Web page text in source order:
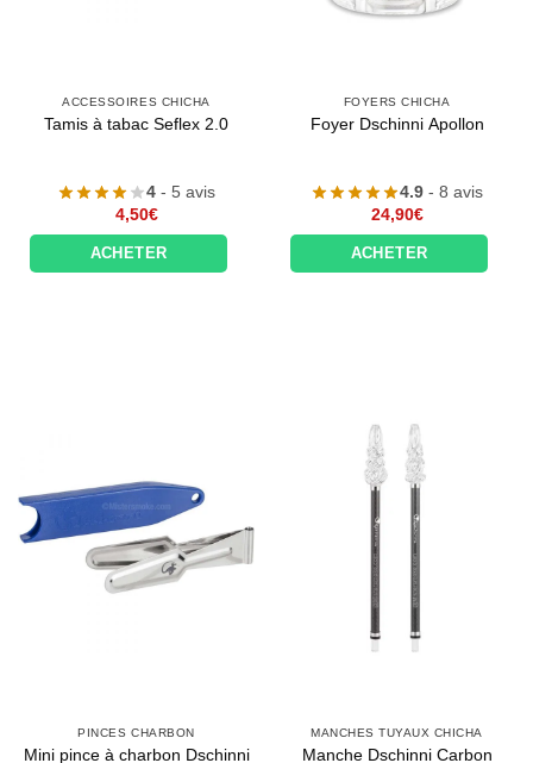
ACCESSOIRES CHICHA
Tamis à tabac Seflex 2.0
4 - 5 avis
4,50€
ACHETER
FOYERS CHICHA
Foyer Dschinni Apollon
4.9 - 8 avis
24,90€
ACHETER
PINCES CHARBON
Mini pince à charbon Dschinni
MANCHES TUYAUX CHICHA
Manche Dschinni Carbon